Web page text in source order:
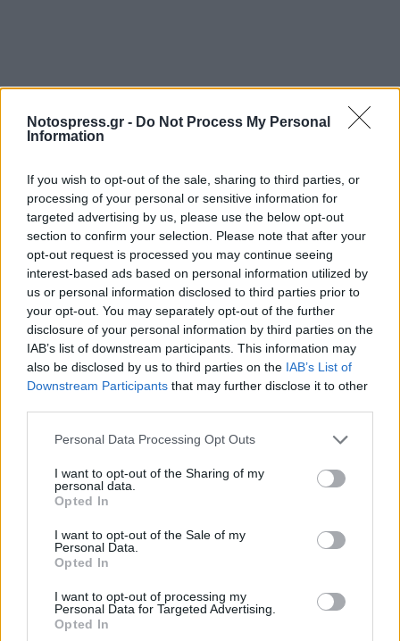
Notospress.gr - Do Not Process My Personal
Information
If you wish to opt-out of the sale, sharing to third parties, or
processing of your personal or sensitive information for
targeted advertising by us, please use the below opt-out
section to confirm your selection. Please note that after your
opt-out request is processed you may continue seeing
interest-based ads based on personal information utilized by
us or personal information disclosed to third parties prior to
your opt-out. You may separately opt-out of the further
disclosure of your personal information by third parties on the
IAB’s list of downstream participants. This information may
also be disclosed by us to third parties on the IAB’s List of
Downstream Participants that may further disclose it to other
Personal Data Processing Opt Outs
I want to opt-out of the Sharing of my
personal data.
Opted In
I want to opt-out of the Sale of my
Personal Data.
Opted In
I want to opt-out of processing my
Personal Data for Targeted Advertising.
Opted In
Σχετικά Άρθρα
3ο ΓΕΛ Καλαμάτας: Επιμόρφωση
τον σχολικό εκφοβισμό
05/08/2026 18:04